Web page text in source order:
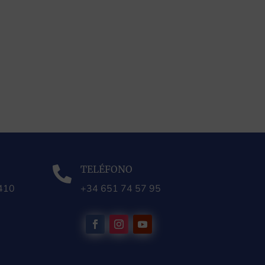
 TELÉFONO
+34 651 74 57 95